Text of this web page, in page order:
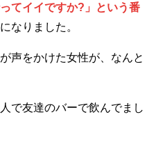
ってイイですか?」という番
なりました。
声をかけた女性が、なんと
で友達のバーで飲んでまし